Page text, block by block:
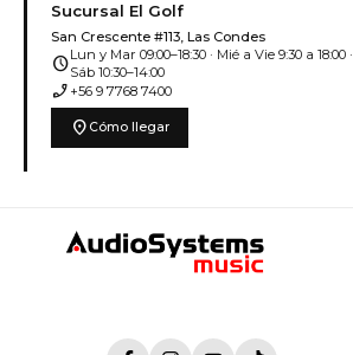
Sucursal El Golf
San Crescente #113, Las Condes
scheduleLun y Mar 09:00–18:30 · Mié a Vie 9:30 a 18:00 ·
Sáb 10:30–14:00
phone_enabled +56 9 7768 7400
location_on Cómo llegar